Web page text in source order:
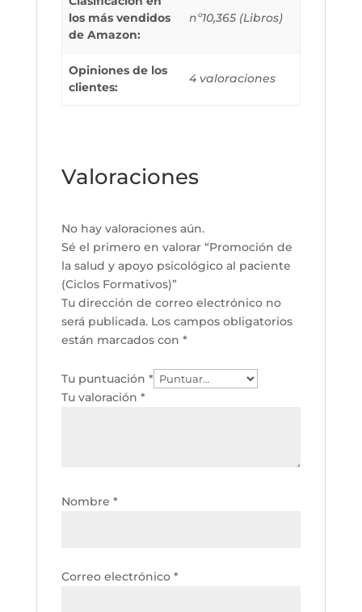
los más vendidos
de Amazon:
nº10,365 (Libros)
Opiniones de los
clientes:
4 valoraciones
Valoraciones
No hay valoraciones aún.
Sé el primero en valorar “Promoción de
la salud y apoyo psicológico al paciente
(Ciclos Formativos)”
Tu dirección de correo electrónico no
será publicada. Los campos obligatorios
están marcados con *
Tu puntuación *
Tu valoración *
Nombre *
Correo electrónico *